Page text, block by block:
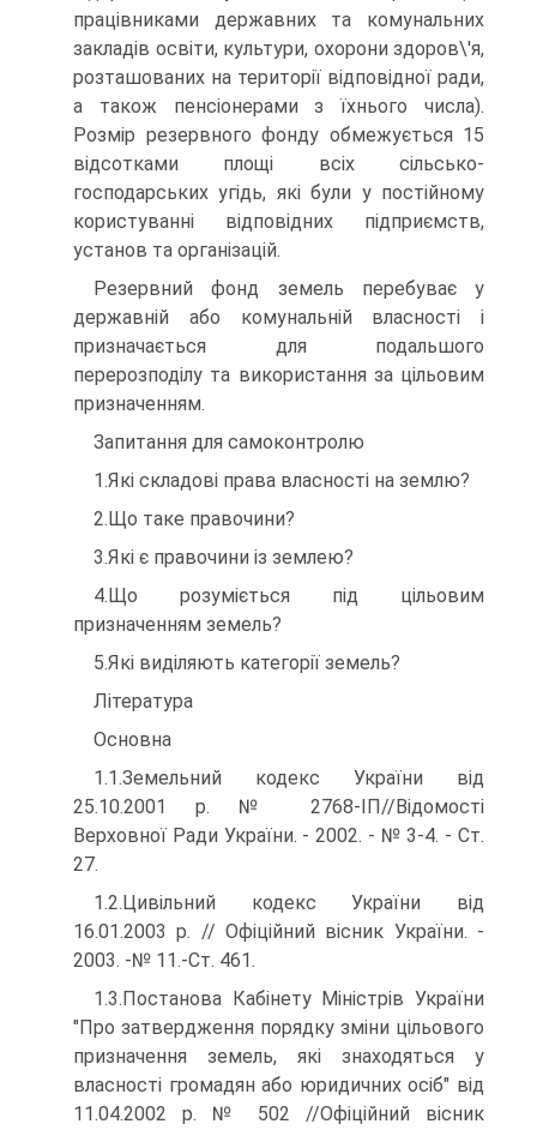
працівниками державних та комунальних
закладів освіти, культури, охорони здоров\'я,
розташованих на території відповідної ради,
а також пенсіонерами з їхнього числа).
Розмір резервного фонду обмежується 15
відсотками площі всіх сільсько­
господарських угідь, які були у постійному
користуванні відповід­них підприємств,
установ та організацій.
Резервний фонд земель перебуває у
державній або комунальній власності і
призначається для подальшого
перерозподілу та використання за цільовим
призначенням.
Запитання для самоконтролю
1.Які складові права власності на землю?
2.Що таке правочини?
3.Які є правочини із землею?
4.Що розуміється під цільовим
призначенням земель?
5.Які виділяють категорії земель?
Література
Основна
1.1.Земельний кодекс України від
25.10.2001 р. № 2768-ІП//Відомості
Верховної Ради України. - 2002. - № 3-4. - Ст.
27.
1.2.Цивільний кодекс України від
16.01.2003 р. // Офіційний вісник України. -
2003. -№ 11.-Ст. 461.
1.3.Постанова Кабінету Міністрів України
"Про затвердження порядку зміни цільового
призначення земель, які знаходяться у
власності громадян або юридичних осіб" від
11.04.2002 р. № 502 //Офіційний вісник